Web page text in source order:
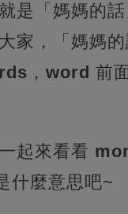
是「媽媽的
家，「媽媽
， word 前
起來看看
什麼意思吧~